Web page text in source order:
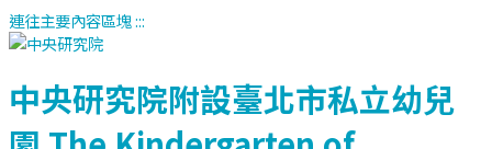
連往主要內容區塊:::
中央研究院附設臺北市私立幼兒